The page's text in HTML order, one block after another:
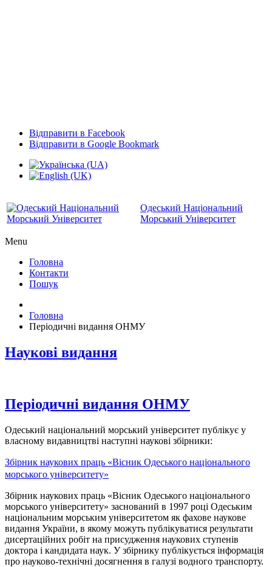
Відправити в Facebook
Відправити в Google Bookmark
Одеський Національний
Морський Університет
Menu
Головна
Контакти
Пошук
Головна
Періодичні видання ОНМУ
Наукові видання
Періодичні видання ОНМУ
Одеський національний морський університет публікує у
власному видавництві наступні наукові збірники:
Збірник наукових праць «Вісник Одеського національного
морського університету»
Збірник наукових праць «Вісник Одеського національного
морського університету» заснований в 1997 році Одеським
національним морським університетом як фахове наукове
видання України, в якому можуть публікуватися результати
дисертаційних робіт на присудження наукових ступенів
доктора і кандидата наук. У збірнику публікується інформація
про науково-технічні досягнення в галузі водного транспорту.